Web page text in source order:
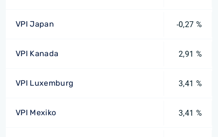
VPI Japan -0,27 %
VPI Kanada 2,91 %
VPI Luxemburg 3,41 %
VPI Mexiko 3,41 %